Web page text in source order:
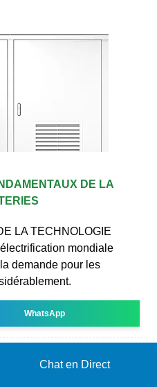
DE LA
LA TECHNOLOGIE
mondiale
demande pour les
WhatsApp
Chat en Direct